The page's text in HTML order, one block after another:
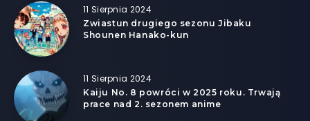
11 Sierpnia 2024
Zwiastun drugiego sezonu Jibaku
Shounen Hanako-kun
11 Sierpnia 2024
Kaiju No. 8 powróci w 2025 roku. Trwają
prace nad 2. sezonem anime